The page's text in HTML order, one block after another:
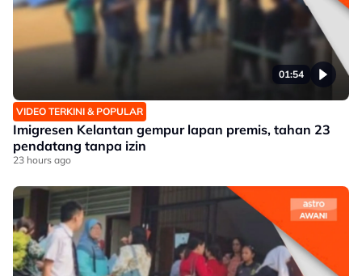
01:54
VIDEO TERKINI & POPULAR
Imigresen Kelantan gempur lapan premis, tahan 23
pendatang tanpa izin
23 hours ago